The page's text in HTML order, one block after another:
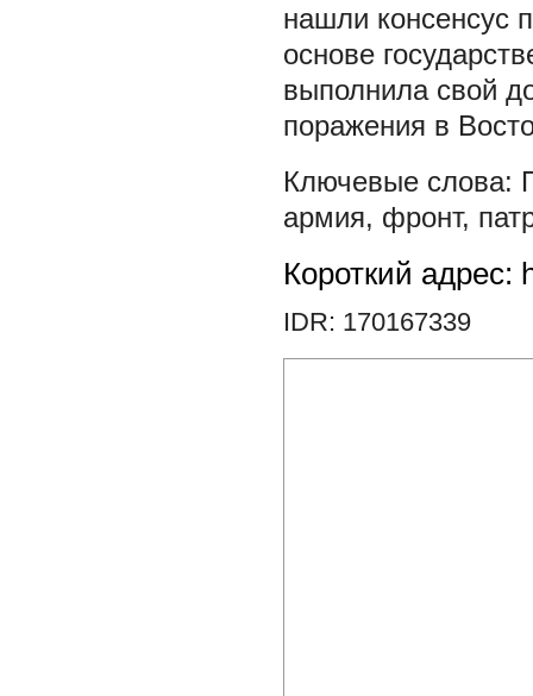
нашли консенсус
основе
выполнила свой
поражения в
армия, фронт,
Короткий адрес:
IDR: 170167339